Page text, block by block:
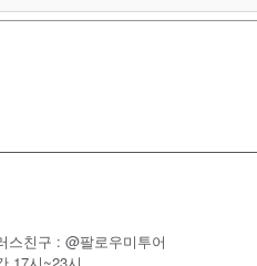
스친구 : @팔로우미투어